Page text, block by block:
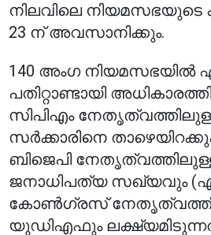
നിലവിലെ നിയമസഭയുടെ
23 ന് അവസാനിക്കും.
140 അംഗ നിയമസഭയിൽ
പതിറ്റാണ്ടായി
സിപിഎം
സർക്കാരിനെ
ബിജെപി
ജനാധിപത്യ സഖ്യവും
കോൺഗ്രസ്
യുഡിഎഫും